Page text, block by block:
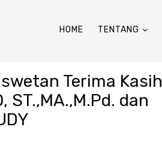
HOME TENTANG
Terima Kasih
ST.,MA.,M.Pd. dan